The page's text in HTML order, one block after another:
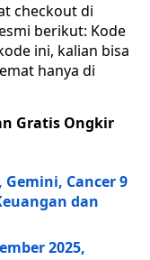
checkout di
berikut: Kode
ini, kalian bisa
hanya di
Gratis Ongkir
Cancer 9
dan
2025,